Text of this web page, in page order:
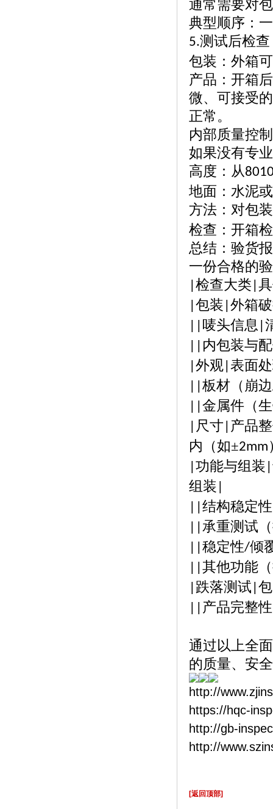
通常需要对
典型顺序：
5.测试后检查
包装：外箱
产品：开箱
微、可接受
正常。
内部质量控
如果没有专
高度：从
地面：水泥
方法：对包
检查：开箱
总结：验货
一份合格的
检查大类
包装 外箱
唛头信息
内包装与
外观 表面
板材（崩边
金属件（
尺寸 产品
内（如±2mm
功能与组装
组装
结构稳定
承重测试
稳定性/倾
其他功能
跌落测试
产品完整性
通过以上全
的质量、安
http://
https://hqc-
http://gb-
http://
[返回顶部]